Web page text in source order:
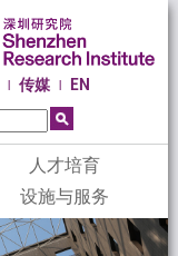
传媒 EN
人才培育
设施与服务